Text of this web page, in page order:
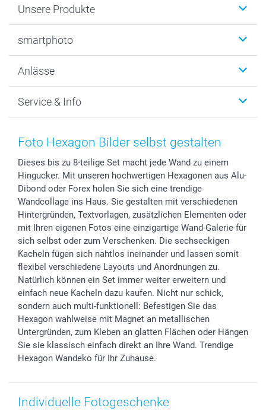
Unsere Produkte
Fotogeschenke
MyNameBook
Fotoabzüge, Fotos als Buch & Poster
Zubehör & Material
Foto-Kalender & Agenden
Sticker & Etiketten
Geschenk-Gutscheine (PDF)
smartphoto
Warum smartphoto
Datenschutz
AGB
Presse
Partnerprogramme
Investor Relations
B2B smartbusiness
Widerrufsrecht
Anlässe
Neujahr
Muttertag
Kommunion & Konfirmation
Hochzeit
Geburtstag
Geburt
Zu allen Anlässen
Service & Info
Preise und Versandkosten
48h Lieferung
Zahlungsmöglichkeiten
Anmelden /Registrieren
Sitemap
Status der Bestellung
smartfriends
smartgarantie
smartbonus
Foto Hexagon Bilder selbst gestalten
Dieses bis zu 8-teilige Set macht jede Wand zu einem
Hingucker. Mit unseren hochwertigen Hexagonen aus Alu-
Dibond oder Forex holen Sie sich eine trendige
Wandcollage ins Haus. Sie gestalten mit verschiedenen
Hintergründen, Textvorlagen, zusätzlichen Elementen oder
mit Ihren eigenen Fotos eine einzigartige Wand-Galerie für
sich selbst oder zum Verschenken. Die sechseckigen
Kacheln fügen sich nahtlos ineinander und lassen somit
flexibel verschiedene Layouts und Anordnungen zu.
Natürlich können ein Set immer weiter erweitern und
einfach neue Kacheln dazu kaufen. Nicht nur schick,
sondern auch multi-funktionell: Befestigen Sie das
Hexagon wahlweise mit Magnet an metallischen
Untergründen, zum Kleben an glatten Flächen oder Hängen
Sie sie klassisch einfach direkt an Ihre Wand. Trendige
Hexagon Wandeko für Ihr Zuhause.
Individuelle Fotogeschenke